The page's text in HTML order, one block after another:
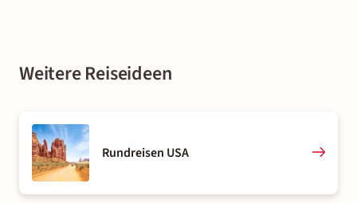
Weitere Reiseideen
Rundreisen USA